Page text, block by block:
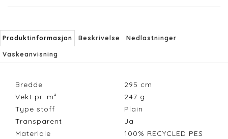
Produktinformasjon Beskrivelse Nedlastninger
Vaskeanvisning
Bredde 295 cm
Vekt pr. m²
247 g
Type stoff
Plain
Transparent
Ja
Materiale
100% RECYCLED PES